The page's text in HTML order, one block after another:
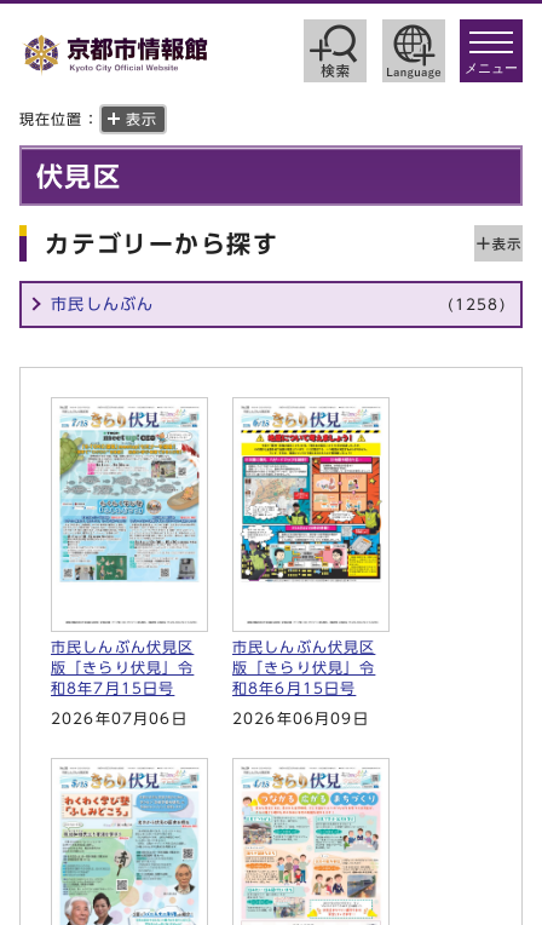
toggle
メニュー
現在位置： 表示
伏見区
カテゴリーから探す
市民しんぶん (1258)
市民しんぶん伏見区
版「きらり伏見」令
和8年7月15日号
2026年07月06日
市民しんぶん伏見区
版「きらり伏見」令
和8年6月15日号
2026年06月09日